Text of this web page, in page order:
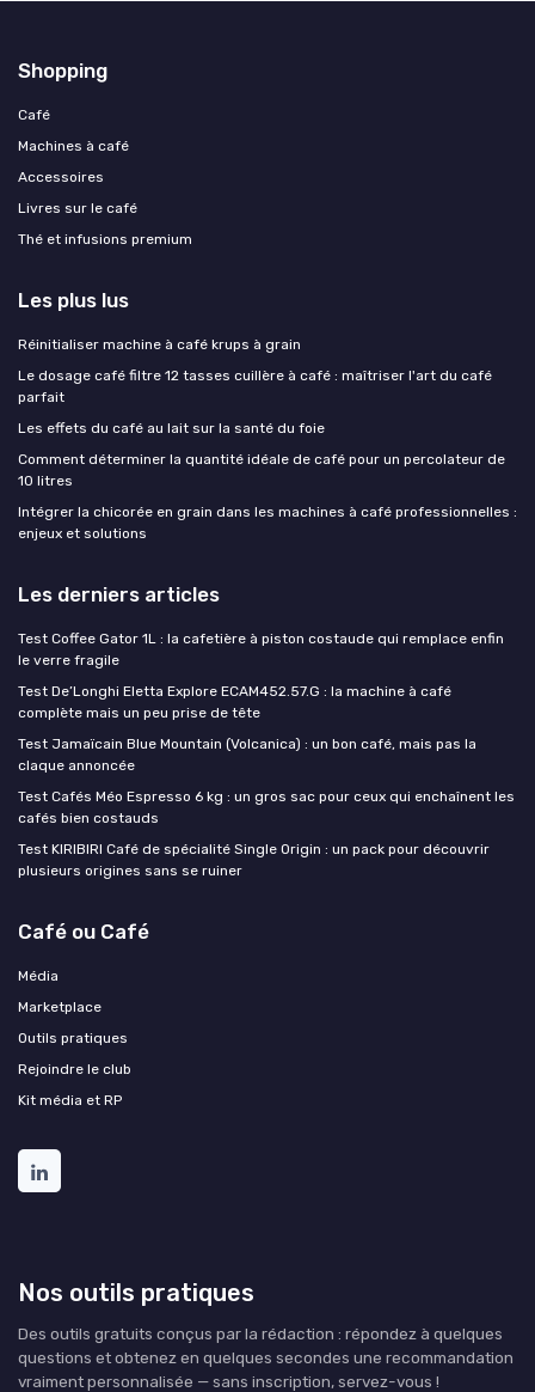
Shopping
Café
Machines à café
Accessoires
Livres sur le café
Thé et infusions premium
Les plus lus
Réinitialiser machine à café krups à grain
Le dosage café filtre 12 tasses cuillère à café : maîtriser l'art du café
parfait
Les effets du café au lait sur la santé du foie
Comment déterminer la quantité idéale de café pour un percolateur de
10 litres
Intégrer la chicorée en grain dans les machines à café professionnelles :
enjeux et solutions
Les derniers articles
Test Coffee Gator 1L : la cafetière à piston costaude qui remplace enfin
le verre fragile
Test De’Longhi Eletta Explore ECAM452.57.G : la machine à café
complète mais un peu prise de tête
Test Jamaïcain Blue Mountain (Volcanica) : un bon café, mais pas la
claque annoncée
Test Cafés Méo Espresso 6 kg : un gros sac pour ceux qui enchaînent les
cafés bien costauds
Test KIRIBIRI Café de spécialité Single Origin : un pack pour découvrir
plusieurs origines sans se ruiner
Café ou Café
Média
Marketplace
Outils pratiques
Rejoindre le club
Kit média et RP
Nos outils pratiques
Des outils gratuits conçus par la rédaction : répondez à quelques
questions et obtenez en quelques secondes une recommandation
vraiment personnalisée — sans inscription, servez-vous !